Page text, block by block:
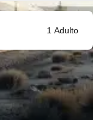
1 Adulto